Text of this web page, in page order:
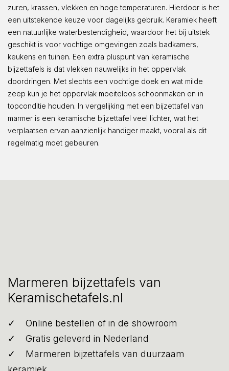
zuren, krassen, vlekken en hoge temperaturen. Hierdoor is het
een uitstekende keuze voor dagelijks gebruik. Keramiek heeft
een natuurlijke waterbestendigheid, waardoor het bij uitstek
geschikt is voor vochtige omgevingen zoals badkamers,
keukens en tuinen. Een extra pluspunt van keramische
bijzettafels is dat vlekken nauwelijks in het oppervlak
doordringen. Met slechts een vochtige doek en wat milde
zeep kun je het oppervlak moeiteloos schoonmaken en in
topconditie houden. In vergelijking met een bijzettafel van
marmer is een keramische bijzettafel veel lichter, wat het
verplaatsen ervan aanzienlijk handiger maakt, vooral als dit
regelmatig moet gebeuren.
Marmeren bijzettafels van
Keramischetafels.nl
Online bestellen of in de showroom
Gratis geleverd in Nederland
Marmeren bijzettafels van duurzaam